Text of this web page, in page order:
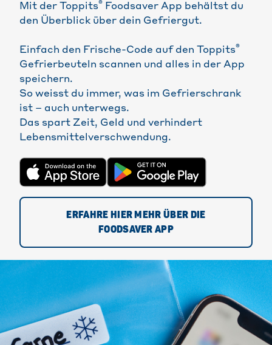
Mit der Toppits® Foodsaver App behältst du
den Überblick über dein Gefriergut.
Einfach den Frische-Code auf den Toppits®
Gefrierbeuteln scannen und alles in der App
speichern.
So weisst du immer, was im Gefrierschrank
ist – auch unterwegs.
Das spart Zeit, Geld und verhindert
Lebensmittelverschwendung.
ERFAHRE HIER MEHR ÜBER DIE
FOODSAVER APP